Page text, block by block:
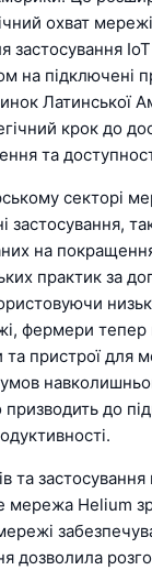
охват
застосування IoT
на підключені
Латинської
крок до
та
секторі
застосування,
на
практик за
фермери
та пристрої для
умов
до
та
мережа Helium
дозволила